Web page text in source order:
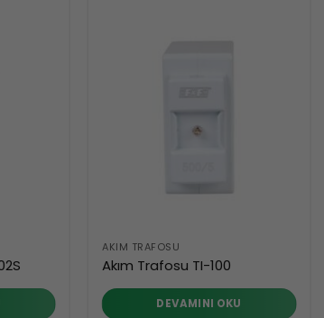
AKIM TRAFOSU
Akım Trafosu TI-100
DEVAMINI OKU